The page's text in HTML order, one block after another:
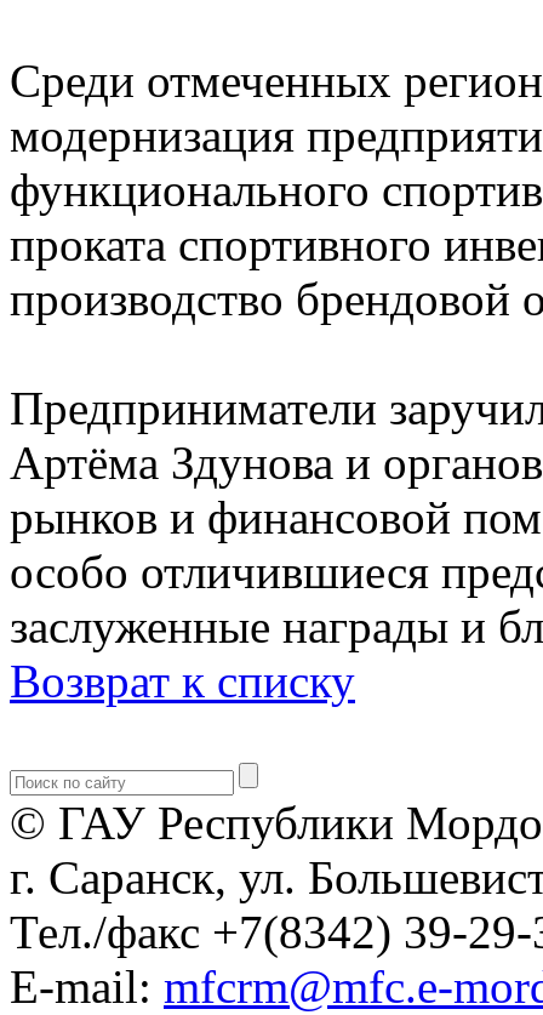
Среди отмеченных
модернизация
функционального
проката спортивного
производство брендовой
Предприниматели
Артёма Здунова и
рынков и финансовой
особо отличившиеся
заслуженные награды и
Возврат к списку
© ГАУ Республики
г. Саранск, ул.
Тел./факс +7(8342) 39-29-
E-mail: mfcrm@mfc.e-